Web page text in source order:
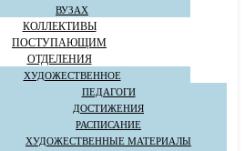
ВУЗАХ
КОЛЛЕКТИВЫ
ПОСТУПАЮЩИМ
ОТДЕЛЕНИЯ
ХУДОЖЕСТВЕННОЕ
ПЕДАГОГИ
ДОСТИЖЕНИЯ
РАСПИСАНИЕ
ХУДОЖЕСТВЕННЫЕ МАТЕРИАЛЫ